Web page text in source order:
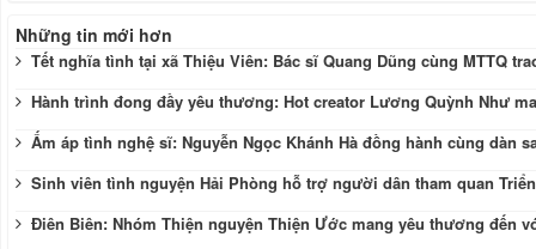
Những tin mới hơn
Tết nghĩa tình tại xã Thiệu Viên: Bác sĩ Quang Dũng cùng MTTQ
Hành trình đong đầy yêu thương: Hot creator Lương Quỳnh Như
Ấm áp tình nghệ sĩ: Nguyễn Ngọc Khánh Hà đồng hành cùng dàn
Sinh viên tình nguyện Hải Phòng hỗ trợ người dân tham quan
Điên Biên: Nhóm Thiện nguyện Thiện Ước mang yêu thương đến